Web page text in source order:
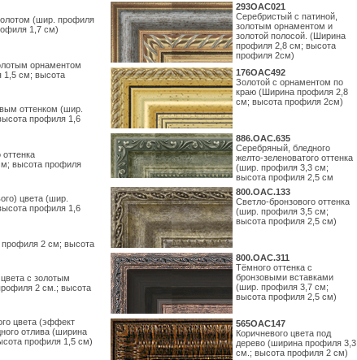
(шир. профиля
1,7 см)
орнаментом
см; высота
оттенком (шир.
профиля 1,6
оттенка
высота профиля
цвета (шир.
профиля 1,6
2 см; высота
с золотым
2 см.; высота
цвета (эффект
отлива (ширина
профиля 1,5 см)
293OAC021
Серебристый с патиной,
золотым орнаментом и
золотой полосой. (Ширина
профиля 2,8 см; высота
профиля 2см)
176OAC492
Золотой с орнаментом по
краю (Ширина профиля 2,8
см; высота профиля 2см)
886.ОАС.635
Серебряный, бледного
желто-зеленоватого оттенка
(шир. профиля 3,3 см;
высота профиля 2,5 см
800.ОАС.133
Светло-бронзового оттенка
(шир. профиля 3,5 см;
высота профиля 2,5 см)
800.ОАС.311
Тёмного оттенка с
бронзовыми вставками
(шир. профиля 3,7 см;
высота профиля 2,5 см)
565ОАС147
Коричневого цвета под
дерево (ширина профиля 3,3
см.; высота профиля 2 см)